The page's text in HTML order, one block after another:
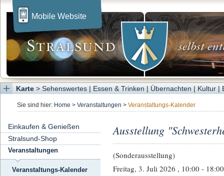
Mobile Website
Karte > Sehenswertes | Essen & Trinken | Übernachten | Kultur |
Sie sind hier: Home > Veranstaltungen > Veranstaltungs-Kalender
Einkaufen & Genießen
Stralsund-Shop
Veranstaltungen
Veranstaltungs-Kalender
Ausstellung
(Sonderausstellung)
Freitag, 3. Juli 2026 , 10:00 -